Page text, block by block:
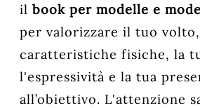
ilbook per modelle e
per valorizzare il tuo
caratteristiche fisiche, la
l'espressività e la tua
all’obiettivo. L'attenzione